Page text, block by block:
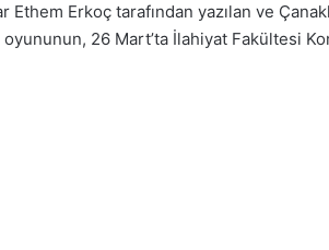
Ethem Erkoç tarafından yazılan ve
oyununun, 26 Mart’ta İlahiyat Fakültesi